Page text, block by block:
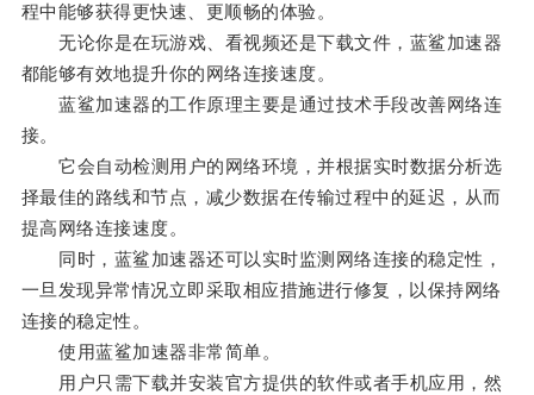
程中能够获得更快速、更顺畅的体验。
无论你是在玩游戏、看视频还是下载文件，蓝鲨加速器
都能够有效地提升你的网络连接速度。
蓝鲨加速器的工作原理主要是通过技术手段改善网络连
接。
它会自动检测用户的网络环境，并根据实时数据分析选
择最佳的路线和节点，减少数据在传输过程中的延迟，从而
提高网络连接速度。
同时，蓝鲨加速器还可以实时监测网络连接的稳定性，
一旦发现异常情况立即采取相应措施进行修复，以保持网络
连接的稳定性。
使用蓝鲨加速器非常简单。
用户只需下载并安装官方提供的软件或者手机应用，然